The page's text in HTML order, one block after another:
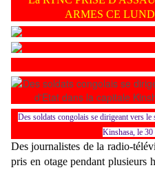
ARMES CE
Des soldats congolais se dirigeant vers le
Kinshasa, le 30
Des journalistes de la radio-
pris en otage pendant plusieurs